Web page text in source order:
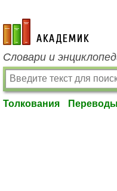
academic.ru
Словари и
Толкования Переводы